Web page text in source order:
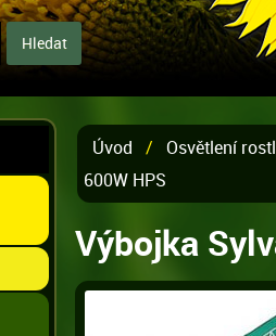
Úvod / Osvětlení
600W HPS
Výbojka